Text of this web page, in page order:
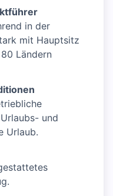
in der
mit Hauptsitz
Ländern
und
Urlaub.